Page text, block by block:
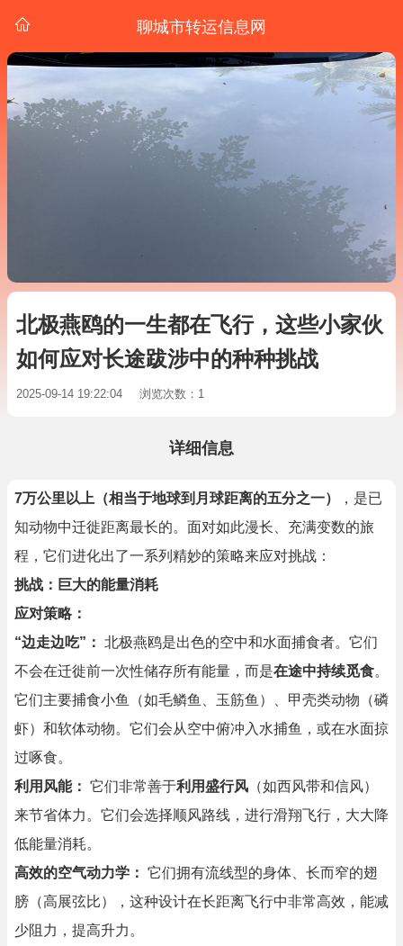
聊城市转运信息网
北极燕鸥的一生都在飞行，这些小家伙
如何应对长途跋涉中的种种挑战
2025-09-14 19:22:04 浏览次数：1
详细信息
7万公里以上（相当于地球到月球距离的五分之一）
，是已
知动物中迁徙距离最长的。面对如此漫长、充满变数的旅
程，它们进化出了一系列精妙的策略来应对挑战：
挑战：巨大的能量消耗
应对策略：
“边走边吃”： 北极燕鸥是出色的空中和水面捕食者。它们
不会在迁徙前一次性储存所有能量，而是在途中持续觅食。
它们主要捕食小鱼（如毛鳞鱼、玉筋鱼）、甲壳类动物（磷
虾）和软体动物。它们会从空中俯冲入水捕鱼，或在水面掠
过啄食。
利用风能： 它们非常善于利用盛行风 （如西风带和信风）
来节省体力。它们会选择顺风路线，进行滑翔飞行，大大降
低能量消耗。
高效的空气动力学： 它们拥有流线型的身体、长而窄的翅
膀（高展弦比），这种设计在长距离飞行中非常高效，能减
少阻力，提高升力。